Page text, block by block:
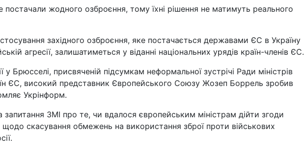
жодного озброєння, тому їхні рішення не матимуть реального
західного озброєння, яке постачається державами ЄС в Україну
агресії, залишатиметься у віданні національних урядів країн-членів ЄС.
у Брюсселі, присвяченій підсумкам неформальної зустрічі Ради міністрів
ЄС, високий представник Європейського Союзу Жозеп Боррель зробив
Укрінформ.
запитання ЗМІ про те, чи вдалося європейським міністрам дійти згоди
щодо скасування обмежень на використання зброї проти військових